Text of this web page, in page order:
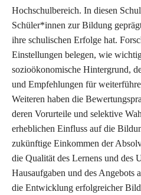
Hochschulbereich. In diesen
Schüler*innen zur Bildung
ihre schulischen Erfolge hat.
Einstellungen belegen, wie
sozioökonomische Hintergrund,
und Empfehlungen für
Weiteren haben die
deren Vorurteile und selektive
erheblichen Einfluss auf die
zukünftige Einkommen der
die Qualität des Lernens und des
Hausaufgaben und des Angebots
die Entwicklung erfolgreicher